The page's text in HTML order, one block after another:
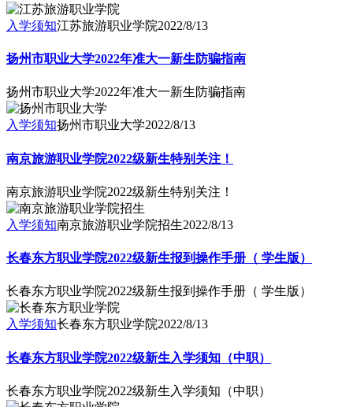
入学须知江苏旅游职业学院2022/8/13
扬州市职业大学2022年准大一新生防骗指南
扬州市职业大学2022年准大一新生防骗指南
入学须知扬州市职业大学2022/8/13
南京旅游职业学院2022级新生特别关注！
南京旅游职业学院2022级新生特别关注！
入学须知南京旅游职业学院招生2022/8/13
长春东方职业学院2022级新生报到操作手册（ 学生版）
长春东方职业学院2022级新生报到操作手册（ 学生版）
入学须知长春东方职业学院2022/8/13
长春东方职业学院2022级新生入学须知（中职）
长春东方职业学院2022级新生入学须知（中职）